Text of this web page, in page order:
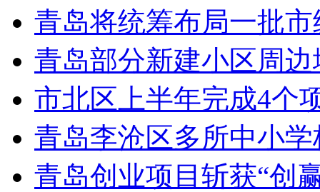
青岛将统筹布局一批市
青岛部分新建小区周
市北区上半年完成4个
青岛李沧区多所中小
青岛创业项目斩获“创